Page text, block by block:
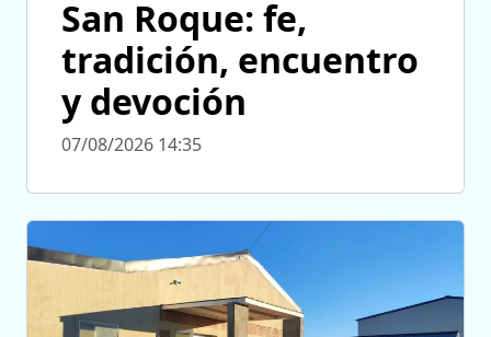
San Roque: fe,
tradición, encuentro
y devoción
07/08/2026 14:35